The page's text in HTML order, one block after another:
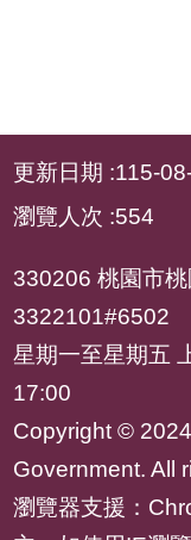
妹
市
回
頁
網
導
覽
見
更新日期 115-
瀏覽人次 554
330206 桃園市
3322101#6502
星期一至星期五
17:00
Copyright ©
Government. All
瀏覽器支援：